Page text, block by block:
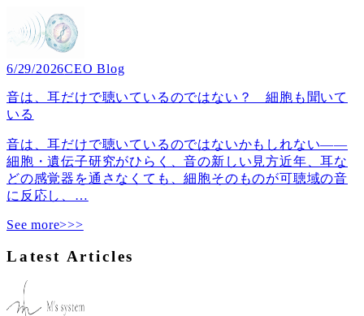
6/29/2026CEO Blog
音は、耳だけで聴いているのではない？ 細胞も聞いて
いる
音は、耳だけで聴いているのではないかもしれない――
細胞・遺伝子研究がひらく、音の新しい見方近年、耳な
どの感覚器を通さなくても、細胞そのものが可聴域の音
に反応し、 …
See more>>>
Latest Articles